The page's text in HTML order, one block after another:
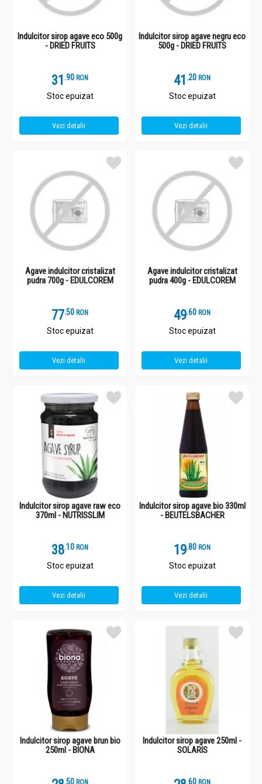
Indulcitor sirop agave eco 500g
- DRIED FRUITS
31 .9 RON
Stoc epuizat
Vezi detalii
Indulcitor sirop agave negru eco
500g - DRIED FRUITS
41 .2 RON
Stoc epuizat
Vezi detalii
Agave indulcitor cristalizat
pudra 700g - EDULCOREM
77.5 RON
Stoc epuizat
Vezi detalii
Agave indulcitor cristalizat
pudra 400g - EDULCOREM
49.6 RON
Stoc epuizat
Vezi detalii
Indulcitor sirop agave raw eco
370ml - NUTRISSLIM
38.1 RON
Stoc epuizat
Vezi detalii
Indulcitor sirop agave bio 330ml
- BEUTELSBACHER
19.8 RON
Stoc epuizat
Vezi detalii
Indulcitor sirop agave brun bio
250ml - BIONA
.5 RON
Indulcitor sirop agave 250ml -
SOLARIS
.6 RON